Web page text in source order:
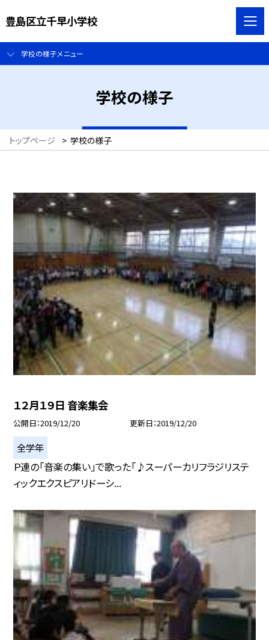
豊島区立千早小学校
学校の様子メニュー
学校の様子
トップページ > 学校の様子
１２月１９日 音楽集会
公開日 2019/12/20 更新日 2019/12/20
全学年
Ｐ連の「音楽の集い」で歌った「♪スーパーカリフラジリステ
ィックエクスピアリドーシ...